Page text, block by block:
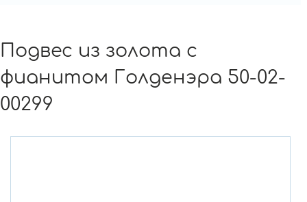
Подвес из золота с
фианитом Голденэра 50-02-
00299